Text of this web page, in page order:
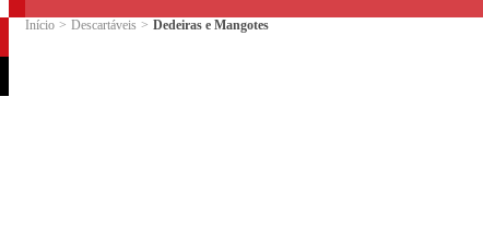
Início > Descartáveis > Dedeiras e Mangotes